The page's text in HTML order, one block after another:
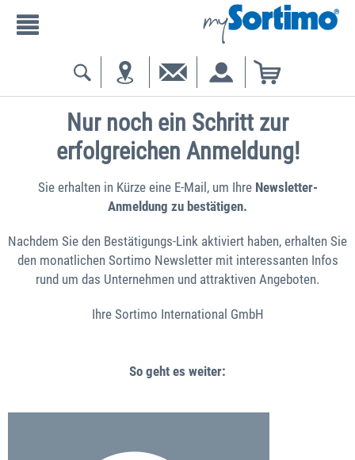
Nur noch ein Schritt zur
erfolgreichen Anmeldung!
Sie erhalten in Kürze eine E-Mail, um Ihre Newsletter-
Anmeldung zu bestätigen.
Nachdem Sie den Bestätigungs-Link aktiviert haben, erhalten Sie
den monatlichen Sortimo Newsletter mit interessanten Infos
rund um das Unternehmen und attraktiven Angeboten.
Ihre Sortimo International GmbH
So geht es weiter: